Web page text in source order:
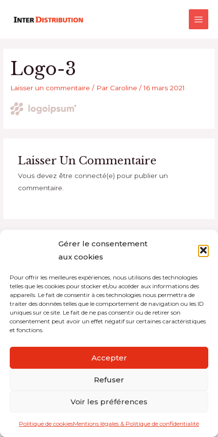
Gérer le consentement
aux cookies
Pour offrir les meilleures expériences, nous utilisons des technologies
telles que les cookies pour stocker et/ou accéder aux informations des
appareils. Le fait de consentir à ces technologies nous permettra de
traiter des données telles que le comportement de navigation ou les ID
uniques sur ce site. Le fait de ne pas consentir ou de retirer son
consentement peut avoir un effet négatif sur certaines caractéristiques
et fonctions.
Accepter
Refuser
Voir les préférences
Politique de cookiesMentions légales & Politique de confidentialité
Main
Logo-3
Laisser un commentaire / Par Caroline/16 mars 2021
Laisser Un Commentaire
Vous devez être connecté(e) pour publier un
commentaire.
Mentions légales et politique de confidentialité